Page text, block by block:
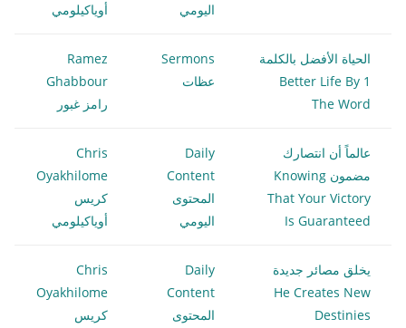
اليومي
أوياكيلومي
الحياة الأفضل بالكلمة
1 Better Life By
The Word
Sermons
عظات
Ramez
Ghabbour
رامز غبور
عالماً أن انتصارك
مضمون Knowing
That Your Victory
Is Guaranteed
Daily
Content
المحتوى
اليومي
Chris
Oyakhilome
كريس
أوياكيلومي
يخلق مصائر جديدة
He Creates New
Destinies
Daily
Content
المحتوى
Chris
Oyakhilome
كريس